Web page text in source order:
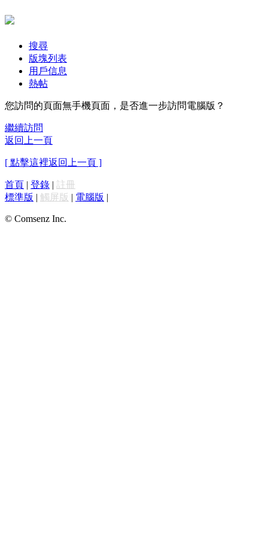
搜尋
版塊列表
用戶信息
熱帖
您訪問的頁面無手機頁面，是否進一步訪問電腦版？
繼續訪問
返回上一頁
[ 點擊這裡返回上一頁 ]
首頁 | 登錄 | 註冊
標準版 | 觸屏版 | 電腦版 |
© Comsenz Inc.